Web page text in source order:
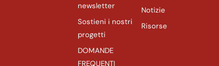
newsletter
Sostieni i nostri
progetti
DOMANDE
FREQUENTI
Notizie
Risorse